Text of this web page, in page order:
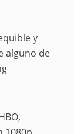
y
alguno de